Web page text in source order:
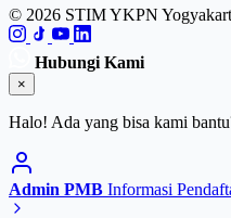
© 2026 STIM YKPN
Hubungi Kami
×
Halo! Ada yang bisa kami
Admin PMB Informasi